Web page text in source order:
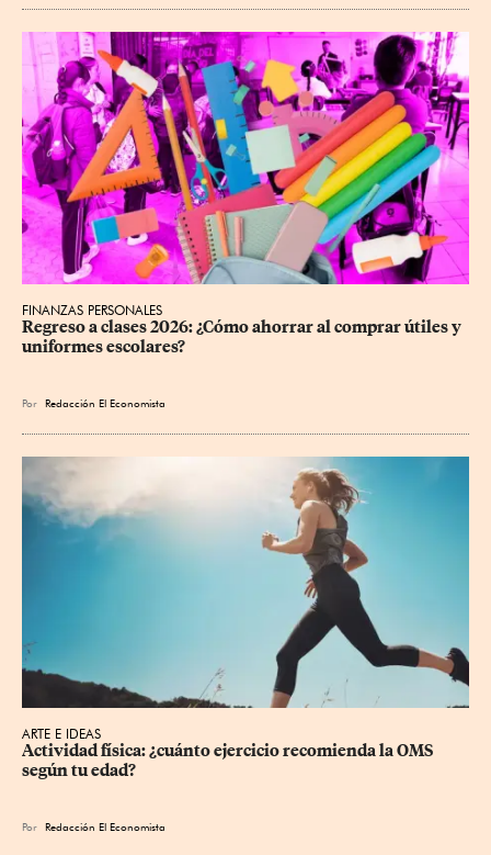
FINANZAS PERSONALES
Regreso a clases 2026: ¿Cómo ahorrar al comprar útiles y
uniformes escolares?
Por Redacción El Economista
ARTE E IDEAS
Actividad física: ¿cuánto ejercicio recomienda la OMS
según tu edad?
Por Redacción El Economista